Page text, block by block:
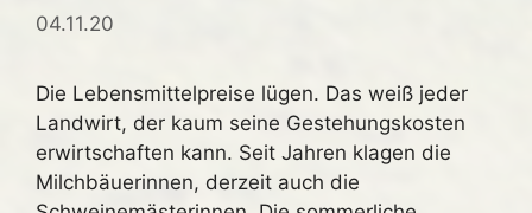
04.11.20
Die Lebensmittelpreise lügen. Das weiß jeder
Landwirt, der kaum seine Gestehungskosten
erwirtschaften kann. Seit Jahren klagen die
Milchbäuerinnen, derzeit auch die